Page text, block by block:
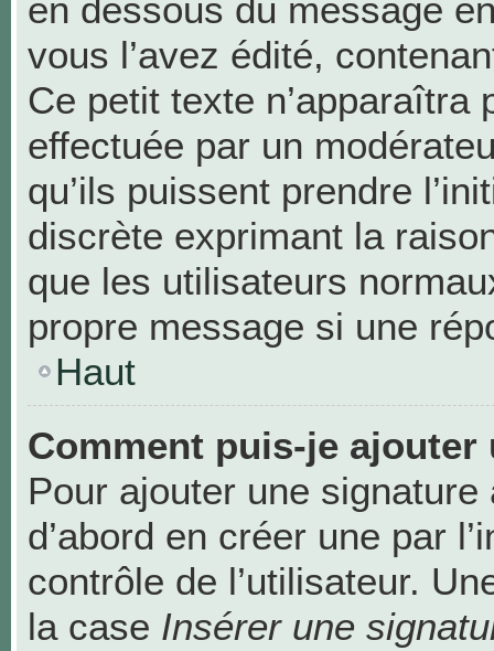
en dessous du message
vous l’avez édité,
Ce petit texte n’apparaîtra
effectuée par un
qu’ils puissent prendre
discrète exprimant la
que les utilisateurs
propre message si une
Haut
Comment puis-je ajouter
Pour ajouter une
d’abord en créer une par
contrôle de l’utilisateur.
la case Insérer une